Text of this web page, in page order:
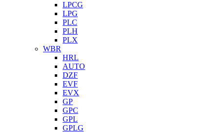
LPCG
LPG
PLC
PLH
PLX
WBR
HRL
AUTO
DZF
EVF
EVX
GP
GPC
GPL
GPLG